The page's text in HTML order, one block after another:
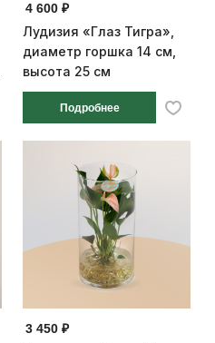
4 600 ₽
Лудизия «Глаз Тигра»,
диаметр горшка 14 см,
высота 25 см
Подробнее
3 450 ₽